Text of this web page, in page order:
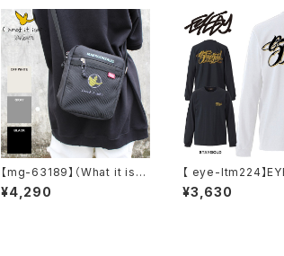
【mg-63189】（What it isN
t）ART BY MARKGONZALE
S / (ワットイットイズント) ア
¥4,290
【 eye-ltm224】
ディー 大きいサイズ
ングTシャツ STAY
¥3,630